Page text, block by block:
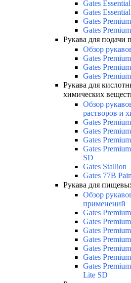
Gates
Gates
Gates
Gates
Рукава для подачи
Обзор
Gates
Gates
Gates
Рукава для
химических
Обзор
растворов и
Gates
Gates
Gates
Gates
SD
Gates Stallion
Gates 77B
Рукава для
Обзор
применений
Gates
Gates
Gates
Gates
Gates
Gates
Gates
Lite SD